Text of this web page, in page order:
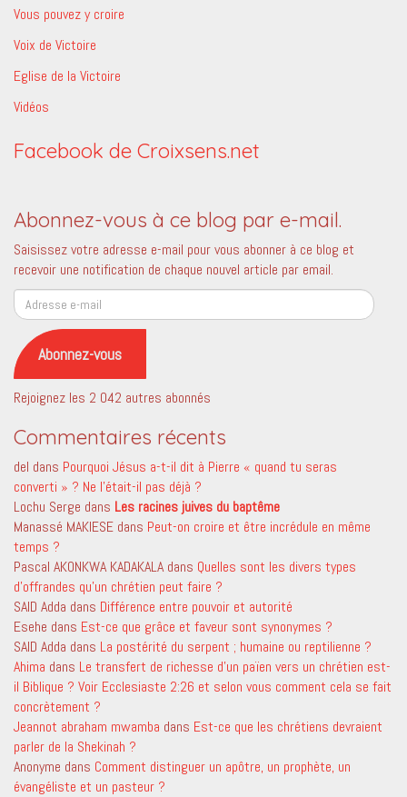
Vous pouvez y croire
Voix de Victoire
Eglise de la Victoire
Vidéos
Facebook de Croixsens.net
Abonnez-vous à ce blog par e-mail.
Saisissez votre adresse e-mail pour vous abonner à ce blog et
recevoir une notification de chaque nouvel article par email.
Adresse
e-
mail
Abonnez-vous
Rejoignez les 2 042 autres abonnés
Commentaires récents
del dans Pourquoi Jésus a-t-il dit à Pierre « quand tu seras
converti » ? Ne l’était-il pas déjà ?
Lochu Serge dans Les racines juives du baptême
Manassé MAKIESE dans Peut-on croire et être incrédule en même
temps ?
Pascal AKONKWA KADAKALA dans Quelles sont les divers types
d’offrandes qu’un chrétien peut faire ?
SAID Adda dans Différence entre pouvoir et autorité
Esehe dans Est-ce que grâce et faveur sont synonymes ?
SAID Adda dans La postérité du serpent ; humaine ou reptilienne ?
Ahima dans Le transfert de richesse d’un païen vers un chrétien est-
il Biblique ? Voir Ecclesiaste 2:26 et selon vous comment cela se fait
concrètement ?
Jeannot abraham mwamba dans Est-ce que les chrétiens devraient
parler de la Shekinah ?
Anonyme dans Comment distinguer un apôtre, un prophète, un
évangéliste et un pasteur ?